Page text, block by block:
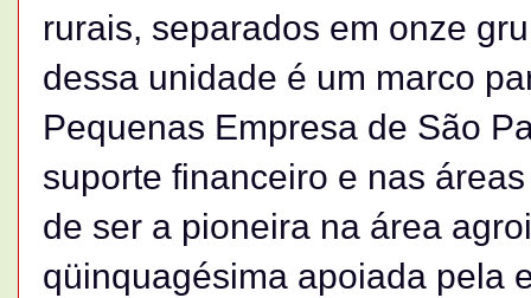
rurais, separados em onze
dessa unidade é um marco
Pequenas Empresa de São
suporte financeiro e nas
de ser a pioneira na área
qüinquagésima apoiada pela